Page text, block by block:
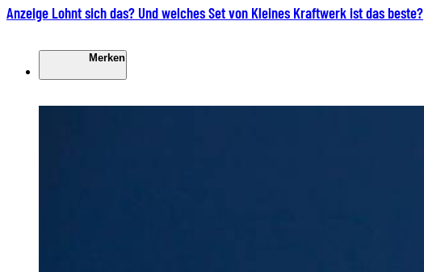
Anzeige Lohnt sich das? Und welches Set von Kleines Kraftwerk ist das beste?
Merken